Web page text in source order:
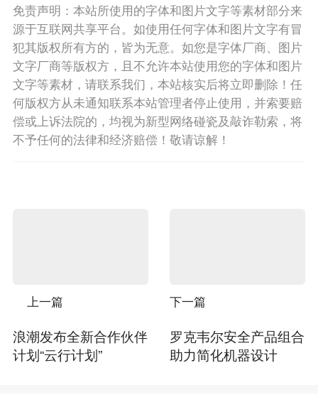
免责声明：本站所使用的字体和图片文字等素材部分来
源于互联网共享平台。如使用任何字体和图片文字有冒
犯其版权所有方的，皆为无意。如您是字体厂商、图片
文字厂商等版权方，且不允许本站使用您的字体和图片
文字等素材，请联系我们，本站核实后将立即删除！任
何版权方从未通知联系本站管理者停止使用，并索要赔
偿或上诉法院的，均视为新型网络碰瓷及敲诈勒索，将
不予任何的法律和经济赔偿！敬请谅解！
上一篇
浪潮发布全新合作伙伴
计划“云行计划”
下一篇
罗克韦尔安全产品组合
助力简化机器设计